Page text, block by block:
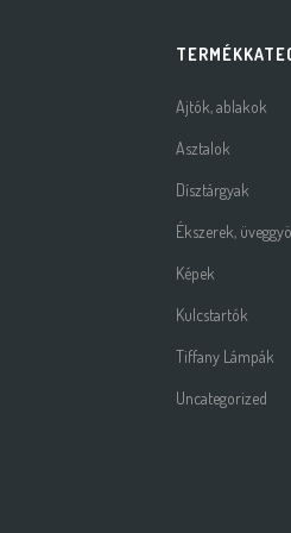
Ajtók, ablakok
Asztalok
Dísztárgyak
Ékszerek,
Képek
Kulcstartók
Tiffany Lámpák
Uncategorized